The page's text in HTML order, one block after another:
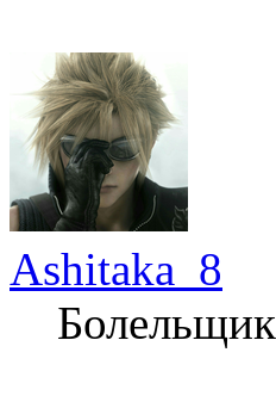
Ashitaka_8
Болельщик